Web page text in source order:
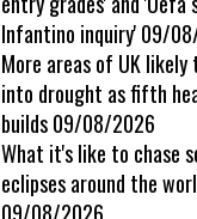
Infantino inquiry' 09/
More areas of UK likely
into drought as fifth
builds 09/08/2026
What it's like to chase
eclipses around the